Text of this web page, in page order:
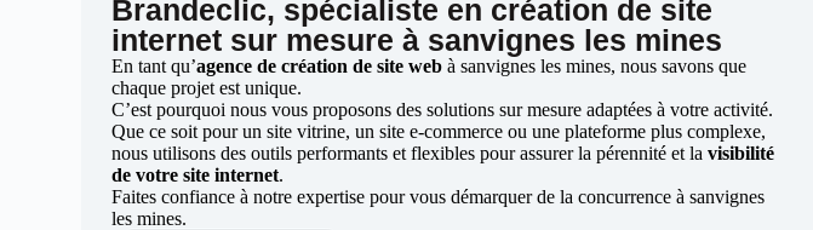
Brandeclic, spécialiste en création de site
internet sur mesure à sanvignes les mines
En tant qu’agence de création de site web à sanvignes les mines, nous savons que
chaque projet est unique.
C’est pourquoi nous vous proposons des solutions sur mesure adaptées à votre activité.
Que ce soit pour un site vitrine, un site e-commerce ou une plateforme plus complexe,
nous utilisons des outils performants et flexibles pour assurer la pérennité et lavisibilité
de votre site internet.
Faites confiance à notre expertise pour vous démarquer de la concurrence à sanvignes
les mines.